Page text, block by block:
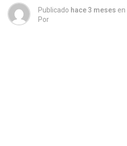
Publicado hace 3 meses en
Por